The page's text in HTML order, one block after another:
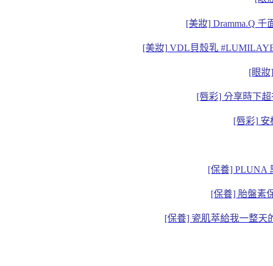
[美妝] Dramma.Q
[美妝] VDL貝殼乳
[眼妝
[唇彩] 分享時下
[唇彩] 安
[保養] PLUNA
[保養] 胎盤素
[保養] 瓷肌萃給我一整天